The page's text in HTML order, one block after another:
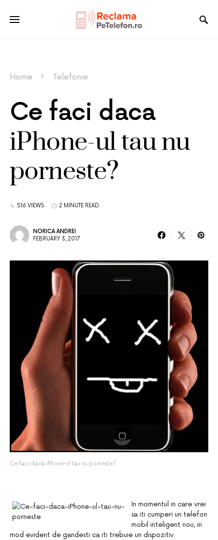
Home Telefonie
Ce faci daca iPhone-ul tau nu porneste?
Ce faci daca
iPhone-ul tau nu
porneste?
516 VIEWS 2 MINUTE READ
NORICA ANDREI
FEBRUARY 3, 2017
In momentul in care vrei
sa iti cumperi un telefon
mobil inteligent nou, in
mod evident de gandesti ca iti trebuie un dispozitiv